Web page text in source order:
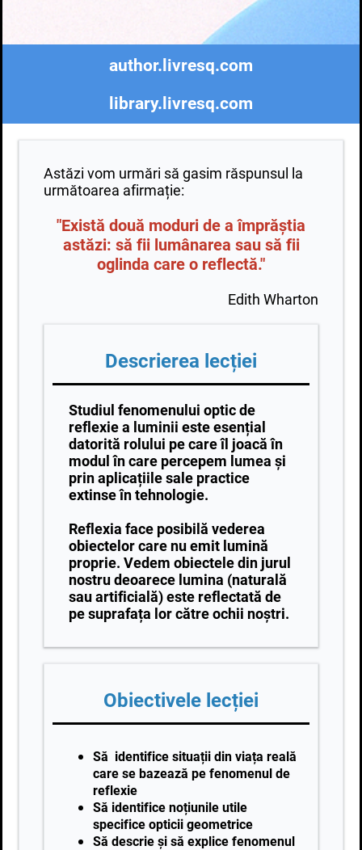
author.livresq.com
library.livresq.com
Astăzi vom urmări să gasim răspunsul la
următoarea afirmație:
"Există două moduri de a împrăștia
astăzi: să fii lumânarea sau să fii
oglinda care o reflectă."
Edith Wharton
Descrierea lecției
Studiul fenomenului optic de
reflexie a luminii este esențial
datorită rolului pe care îl joacă în
modul în care percepem lumea și
prin aplicațiile sale practice
extinse în tehnologie.
Reflexia face posibilă vederea
obiectelor care nu emit lumină
proprie. Vedem obiectele din jurul
nostru deoarece lumina (naturală
sau artificială) este reflectată de
pe suprafața lor către ochii noștri.
Obiectivele lecției
Să identifice situații din viața reală
care se bazează pe fenomenul de
reflexie
Să identifice noțiunile utile
specifice opticii geometrice
Să descrie și să explice fenomenul